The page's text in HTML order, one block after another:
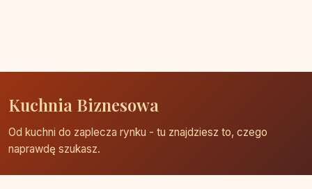
Kuchnia Biznesowa
Od kuchni do zaplecza rynku - tu znajdziesz to, czego
naprawdę szukasz.